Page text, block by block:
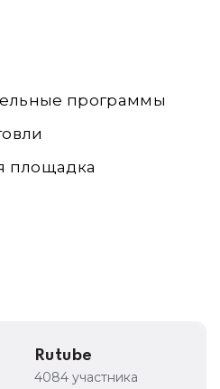
программы
площадка
Rutube
4084 участника